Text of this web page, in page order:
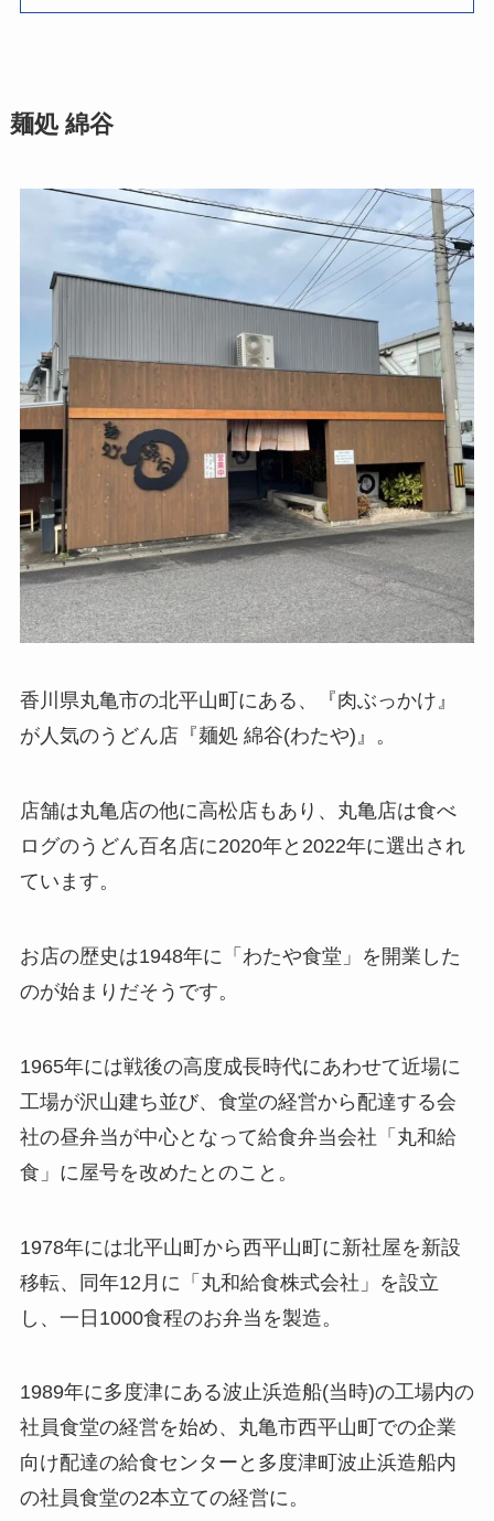
麺処 綿谷
香川県丸亀市の北平山町にある、『肉ぶっかけ』
が人気のうどん店『麺処 綿谷(わたや)』。
店舗は丸亀店の他に高松店もあり、丸亀店は食べ
ログのうどん百名店に2020年と2022年に選出され
ています。
お店の歴史は1948年に「わたや食堂」を開業した
のが始まりだそうです。
1965年には戦後の高度成長時代にあわせて近場に
工場が沢山建ち並び、食堂の経営から配達する会
社の昼弁当が中心となって給食弁当会社「丸和給
食」に屋号を改めたとのこと。
1978年には北平山町から西平山町に新社屋を新設
移転、同年12月に「丸和給食株式会社」を設立
し、一日1000食程のお弁当を製造。
1989年に多度津にある波止浜造船(当時)の工場内の
社員食堂の経営を始め、丸亀市西平山町での企業
向け配達の給食センターと多度津町波止浜造船内
の社員食堂の2本立ての経営に。